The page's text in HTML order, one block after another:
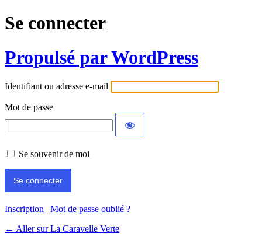
Se connecter
Propulsé par WordPress
Identifiant ou adresse e-mail
Mot de passe
Se souvenir de moi
Inscription | Mot de passe oublié ?
← Aller sur La Caravelle Verte